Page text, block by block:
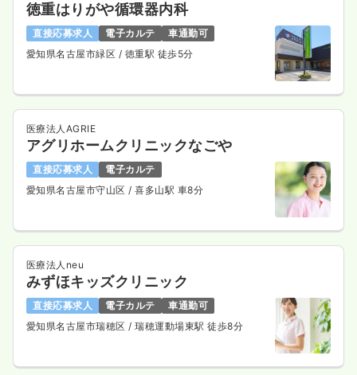
徳重はりがや循環器内科
直接応募求人 電子カルテ
車通勤可
愛知県名古屋市緑区 / 徳重駅 徒歩5分
医療法人AGRIE
アグリホームクリニックなごや
直接応募求人
電子カルテ
愛知県名古屋市守山区/ 喜多山駅 車8分
医療法人neu
みずほキッズクリニック
直接応募求人 電子カルテ
車通勤可
愛知県名古屋市瑞穂区/ 瑞穂運動場東駅 徒歩8分